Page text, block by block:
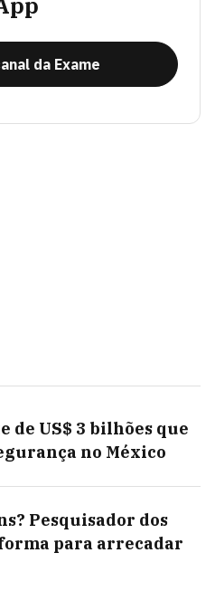
da Exame
de US$ 3 bilhões que
no México
Pesquisador dos
para arrecadar